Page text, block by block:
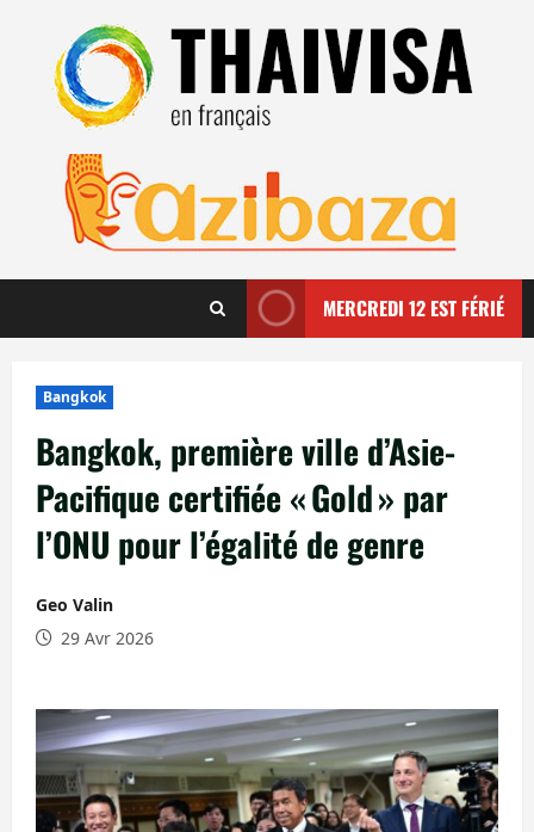
contenu
MERCREDI 12 EST FÉRIÉ
Bangkok
Bangkok, première ville d’Asie-
Pacifique certifiée « Gold » par
l’ONU pour l’égalité de genre
Geo Valin
29 Avr 2026